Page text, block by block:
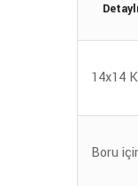
14x14
Boru